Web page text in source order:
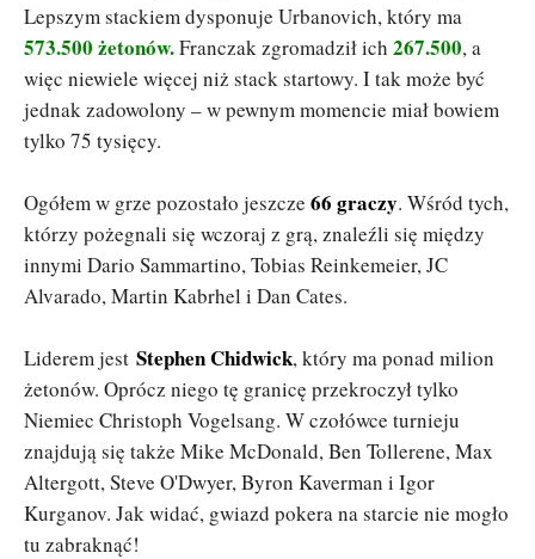
Lepszym stackiem dysponuje Urbanovich, który ma
573.500 żetonów.Franczak zgromadził ich 267.500, a
więc niewiele więcej niż stack startowy. I tak może być
jednak zadowolony – w pewnym momencie miał bowiem
tylko 75 tysięcy.
Ogółem w grze pozostało jeszcze 66 graczy. Wśród tych,
którzy pożegnali się wczoraj z grą, znaleźli się między
innymi Dario Sammartino, Tobias Reinkemeier, JC
Alvarado, Martin Kabrhel i Dan Cates.
Liderem jest Stephen Chidwick, który ma ponad milion
żetonów. Oprócz niego tę granicę przekroczył tylko
Niemiec Christoph Vogelsang. W czołówce turnieju
znajdują się także Mike McDonald, Ben Tollerene, Max
Altergott, Steve O'Dwyer, Byron Kaverman i Igor
Kurganov. Jak widać, gwiazd pokera na starcie nie mogło
tu zabraknąć!